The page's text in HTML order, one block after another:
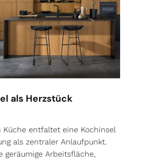
als Herzstück
Küche entfaltet eine Kochinsel
als zentraler Anlaufpunkt.
geräumige Arbeitsfläche,